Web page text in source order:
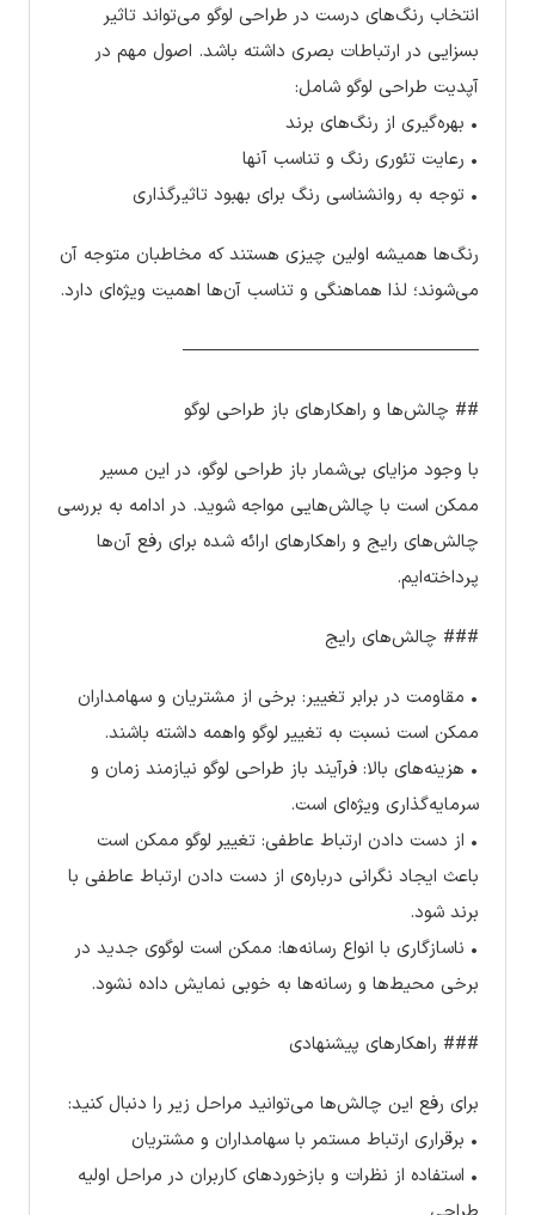
انتخاب رنگ‌های درست در طراحی لوگو می‌تواند تاثیر
بسزایی در ارتباطات بصری داشته باشد. اصول مهم در
آپدیت طراحی لوگو شامل:
• بهره‌گیری از رنگ‌های برند
• رعایت تئوری رنگ و تناسب آنها
• توجه به روانشناسی رنگ برای بهبود تاثیرگذاری
رنگ‌ها همیشه اولین چیزی هستند که مخاطبان متوجه آن
می‌شوند؛ لذا هماهنگی و تناسب آن‌ها اهمیت ویژه‌ای دارد.
————————————————–
## چالش‌ها و راهکارهای باز طراحی لوگو
با وجود مزایای بی‌شمار باز طراحی لوگو، در این مسیر
ممکن است با چالش‌هایی مواجه شوید. در ادامه به بررسی
چالش‌های رایج و راهکارهای ارائه شده برای رفع آن‌ها
پرداخته‌ایم.
### چالش‌های رایج
• مقاومت در برابر تغییر: برخی از مشتریان و سهامداران
ممکن است نسبت به تغییر لوگو واهمه داشته باشند.
• هزینه‌های بالا: فرآیند باز طراحی لوگو نیازمند زمان و
سرمایه‌گذاری ویژه‌ای است.
• از دست دادن ارتباط عاطفی: تغییر لوگو ممکن است
باعث ایجاد نگرانی درباره‌ی از دست دادن ارتباط عاطفی با
برند شود.
• ناسازگاری با انواع رسانه‌ها: ممکن است لوگوی جدید در
برخی محیط‌ها و رسانه‌ها به خوبی نمایش داده نشود.
### راهکارهای پیشنهادی
برای رفع این چالش‌ها می‌توانید مراحل زیر را دنبال کنید:
• برقراری ارتباط مستمر با سهامداران و مشتریان
• استفاده از نظرات و بازخوردهای کاربران در مراحل اولیه